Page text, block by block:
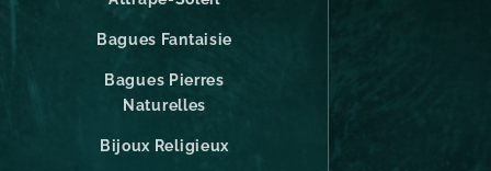
Bagues Fantaisie
Bagues Pierres
Naturelles
Bijoux Religieux